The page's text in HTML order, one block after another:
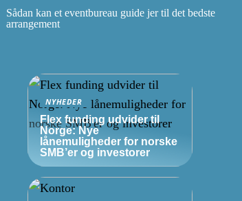
Sådan kan et eventbureau guide jer til det bedste
arrangement
NYHEDER
Flex funding udvider til
Norge: Nye
lånemuligheder for norske
SMB’er og investorer